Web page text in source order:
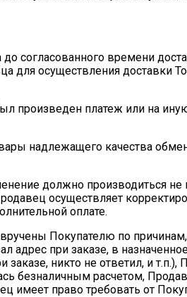
до согласованного времени
для осуществления доставки
произведен платеж или на
надлежащего качества
должно производиться не
осуществляет
оплате.
Покупателю по
адрес при заказе, в
никто не ответил, и
безналичным расчетом,
право требовать от